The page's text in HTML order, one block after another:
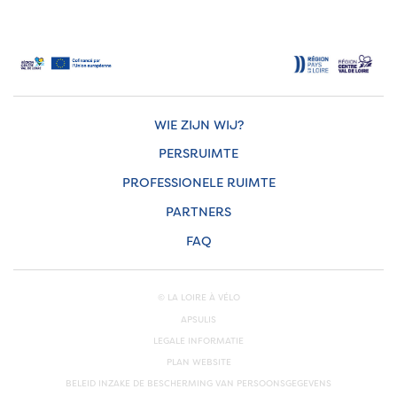
WIE ZIJN WIJ?
PERSRUIMTE
PROFESSIONELE RUIMTE
PARTNERS
FAQ
© LA LOIRE À VÉLO
APSULIS
LEGALE INFORMATIE
PLAN WEBSITE
BELEID INZAKE DE BESCHERMING VAN PERSOONSGEGEVENS